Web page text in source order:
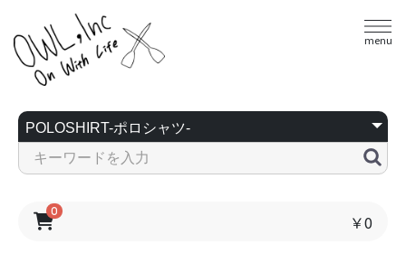
menu
0
￥0